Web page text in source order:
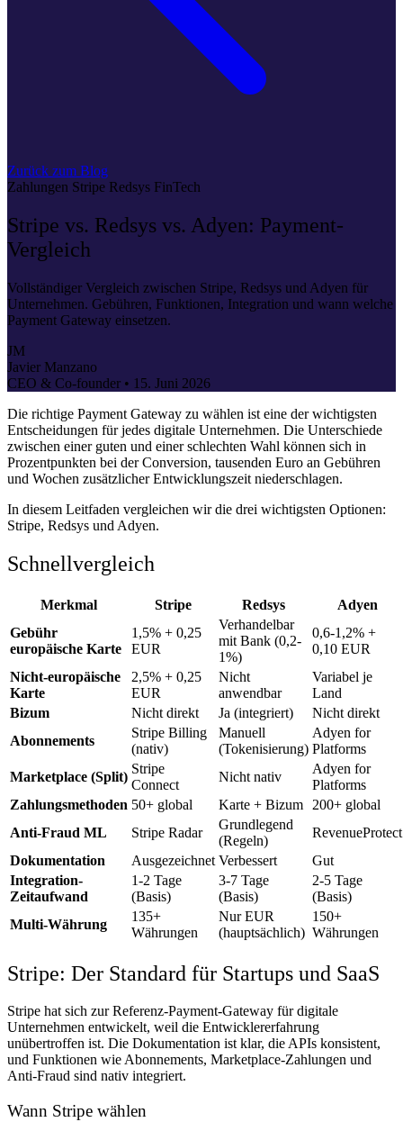
Zurück zum Blog
Zahlungen Stripe Redsys FinTech
Stripe vs. Redsys vs. Adyen: Payment-
Vergleich
Vollständiger Vergleich zwischen Stripe, Redsys und Adyen für
Unternehmen. Gebühren, Funktionen, Integration und wann welche
Payment Gateway einsetzen.
JM
Javier Manzano
CEO & Co-founder • 15. Juni 2026
Die richtige Payment Gateway zu wählen ist eine der wichtigsten
Entscheidungen für jedes digitale Unternehmen. Die Unterschiede
zwischen einer guten und einer schlechten Wahl können sich in
Prozentpunkten bei der Conversion, tausenden Euro an Gebühren
und Wochen zusätzlicher Entwicklungszeit niederschlagen.
In diesem Leitfaden vergleichen wir die drei wichtigsten Optionen:
Stripe, Redsys und Adyen.
Schnellvergleich
Merkmal Stripe Redsys
Adyen
Gebühr
europäische Karte
1,5% + 0,25
EUR
Verhandelbar
mit Bank (0,2-
1%)
0,6-1,2% +
0,10 EUR
Nicht-europäische
Karte
2,5% + 0,25
EUR
Nicht
anwendbar
Variabel je
Land
Bizum
Nicht direkt Ja (integriert)
Nicht direkt
Abonnements
Stripe Billing
(nativ)
Manuell
(Tokenisierung)
Adyen for
Platforms
Marketplace (Split)
Stripe
Connect
Nicht nativ
Adyen for
Platforms
Zahlungsmethoden 50+ global Karte + Bizum
200+ global
Anti-Fraud ML
Stripe Radar
Grundlegend
(Regeln)
RevenueProtect
Dokumentation
Ausgezeichnet Verbessert
Gut
Integration-
Zeitaufwand
1-2 Tage
(Basis)
3-7 Tage
(Basis)
2-5 Tage
(Basis)
Multi-Währung
135+
Währungen
Nur EUR
(hauptsächlich)
150+
Währungen
Stripe: Der Standard für Startups und SaaS
Stripe hat sich zur Referenz-Payment-Gateway für digitale
Unternehmen entwickelt, weil die Entwicklererfahrung
unübertroffen ist. Die Dokumentation ist klar, die APIs konsistent,
und Funktionen wie Abonnements, Marketplace-Zahlungen und
Anti-Fraud sind nativ integriert.
Wann Stripe wählen